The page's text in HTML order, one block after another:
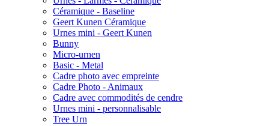
Céramique - Baseline
Geert Kunen Céramique
Urnes mini - Geert Kunen
Bunny
Micro-urnen
Basic - Metal
Cadre photo avec empreinte
Cadre Photo - Animaux
Cadre avec commodités de cendre
Urnes mini - personnalisable
Tree Urn